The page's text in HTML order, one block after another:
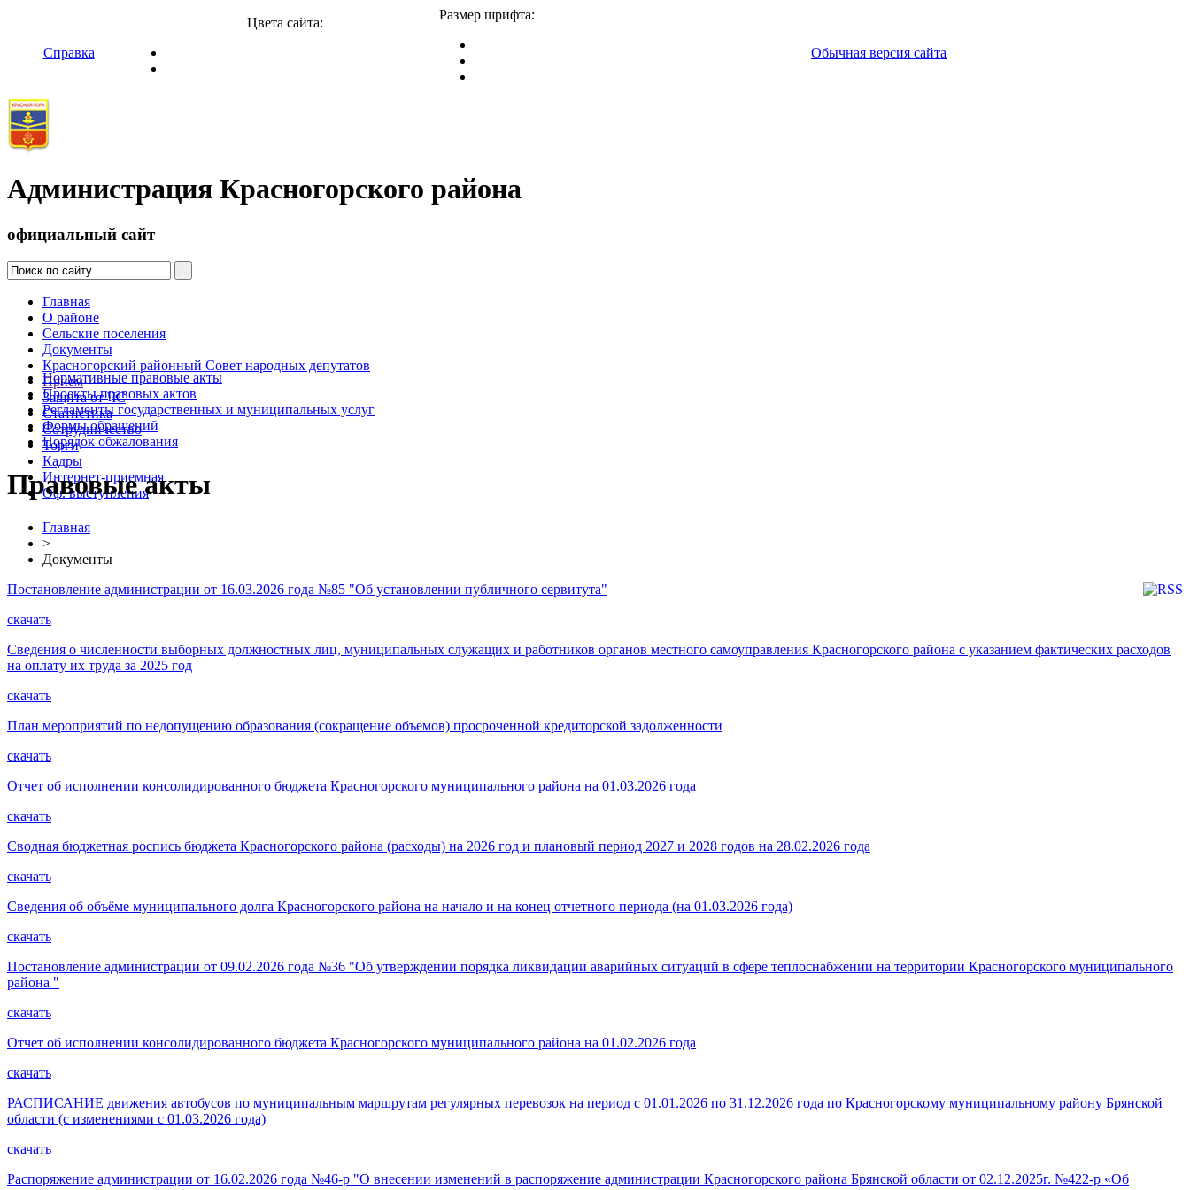
Справка
Цвета сайта:
Размер шрифта:
Обычная версия сайта
Администрация Красногорского района
официальный сайт
Главная
О районе
Сельские поселения
Документы
Красногорский районный Совет народных депутатов
Прием
Защита от ЧС
Статистика
Сотрудничество
Торги
Кадры
Интернет-приемная
Оф. выступления
Нормативные правовые акты
Проекты правовых актов
Регламенты государственных и муниципальных услуг
Формы обращений
Порядок обжалования
Правовые акты
Главная
>
Документы
Постановление администрации от 16.03.2026 года №85 "Об установлении публичного сервитута"
скачать
Сведения о численности выборных должностных лиц, муниципальных служащих и работников органов местного самоуправления Красногорского района с указанием фактических расходов
на оплату их труда за 2025 год
скачать
План мероприятий по недопущению образования (сокращение объемов) просроченной кредиторской задолженности
скачать
Отчет об исполнении консолидированного бюджета Красногорского муниципального района на 01.03.2026 года
скачать
Сводная бюджетная роспись бюджета Красногорского района (расходы) на 2026 год и плановый период 2027 и 2028 годов на 28.02.2026 года
скачать
Сведения об объёме муниципального долга Красногорского района на начало и на конец отчетного периода (на 01.03.2026 года)
скачать
Постановление администрации от 09.02.2026 года №36 "Об утверждении порядка ликвидации аварийных ситуаций в сфере теплоснабжении на территории Красногорского муниципального
района "
скачать
Отчет об исполнении консолидированного бюджета Красногорского муниципального района на 01.02.2026 года
скачать
РАСПИСАНИЕ движения автобусов по муниципальным маршрутам регулярных перевозок на период с 01.01.2026 по 31.12.2026 года по Красногорскому муниципальному району Брянской
области (с изменениями с 01.03.2026 года)
скачать
Распоряжение администрации от 16.02.2026 года №46-р "О внесении изменений в распоряжение администрации Красногорского района Брянской области от 02.12.2025г. №422-р «Об